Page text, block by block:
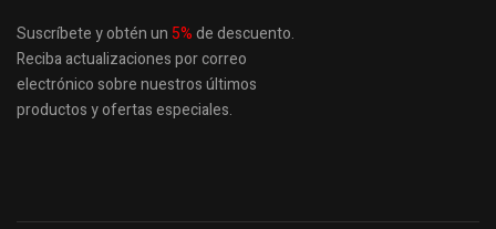
Suscríbete y obtén un 5%de descuento.
Reciba actualizaciones por correo
electrónico sobre nuestros últimos
productosy ofertas especiales.